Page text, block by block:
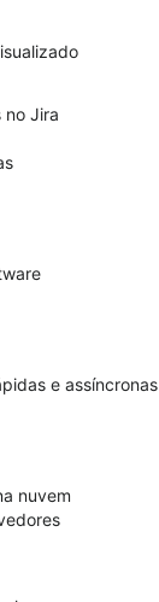
no Jira
e assíncronas
nuvem